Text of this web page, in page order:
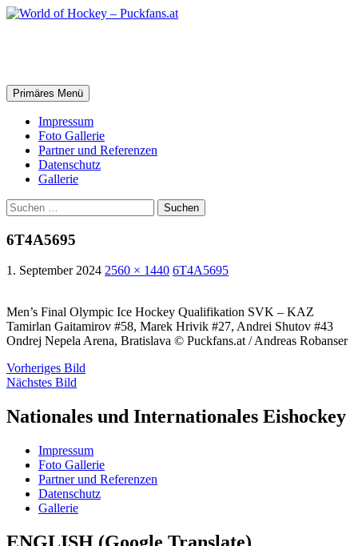
Zum
Suchen
Primäres Menü
Impressum
Foto Gallerie
Partner und Referenzen
Datenschutz
Gallerie
Suchen
nach:
6T4A5695
1. September 2024 2560 × 1440 6T4A5695
Men’s Final Olympic Ice Hockey Qualifikation SVK – KAZ
Tamirlan Gaitamirov #58, Marek Hrivik #27, Andrei Shutov #43
Ondrej Nepela Arena, Bratislava © Puckfans.at / Andreas Robanser
Vorheriges Bild
Nächstes Bild
Nationales und Internationales Eishockey
Impressum
Foto Gallerie
Partner und Referenzen
Datenschutz
Gallerie